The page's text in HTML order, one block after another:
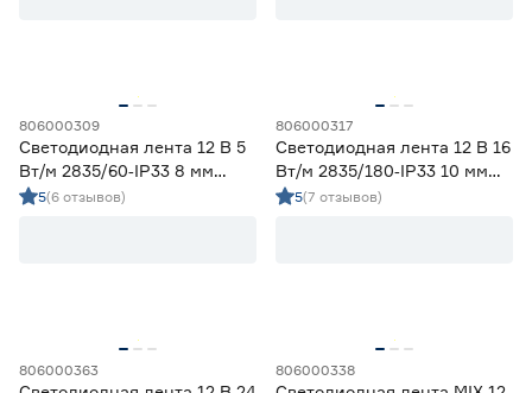
806000309
Светодиодная лента 12 В 5
Вт/м 2835/60‑IP33 8 мм
дневной 5 м Geniled
5(6 отзывов)
806000317
Светодиодная лента 12 В 16
Вт/м 2835/180‑IP33 10 мм
дневной 5 м Geniled
5(7 отзывов)
806000363 806000338